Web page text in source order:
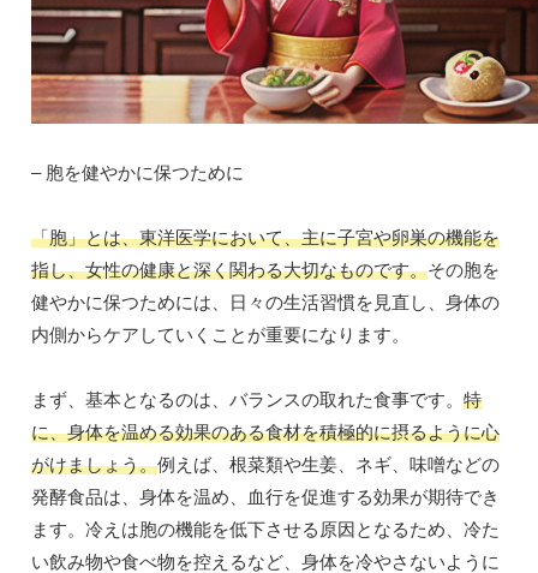
– 胞を健やかに保つために
「胞」とは、東洋医学において、主に子宮や卵巣の機能を
指し、女性の健康と深く関わる大切なものです。その胞を
健やかに保つためには、日々の生活習慣を見直し、身体の
内側からケアしていくことが重要になります。
まず、基本となるのは、バランスの取れた食事です。 特
に、身体を温める効果のある食材を積極的に摂るように心
がけましょう。例えば、根菜類や生姜、ネギ、味噌などの
発酵食品は、身体を温め、血行を促進する効果が期待でき
ます。冷えは胞の機能を低下させる原因となるため、冷た
い飲み物や食べ物を控えるなど、身体を冷やさないように